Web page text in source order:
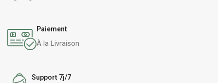
Paiement
À la Livraison
Support 7j/7